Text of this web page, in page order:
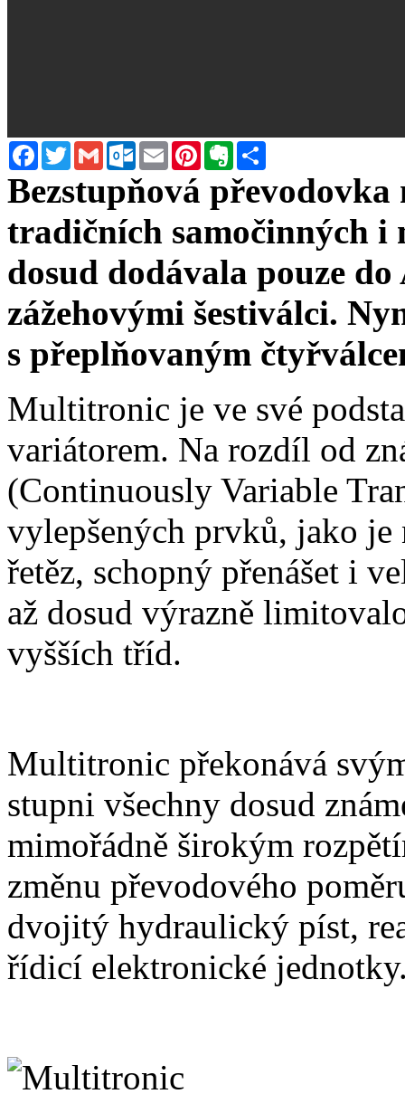
FacebookTwitterGmail Outlook.com
Email PinterestEvernote
Bezstupňová
tradičních samočinných i
dosud dodávala pouze
zážehovými šestiválci.
s přeplňovaným
Multitronic je ve své
variátorem. Na rozdíl od
(Continuously Variable
vylepšených prvků, jako
řetěz, schopný přenášet i
až dosud výrazně
vyšších tříd.
Multitronic překonává
stupni všechny dosud
mimořádně širokým
změnu převodového
dvojitý hydraulický píst,
řídicí elektronické